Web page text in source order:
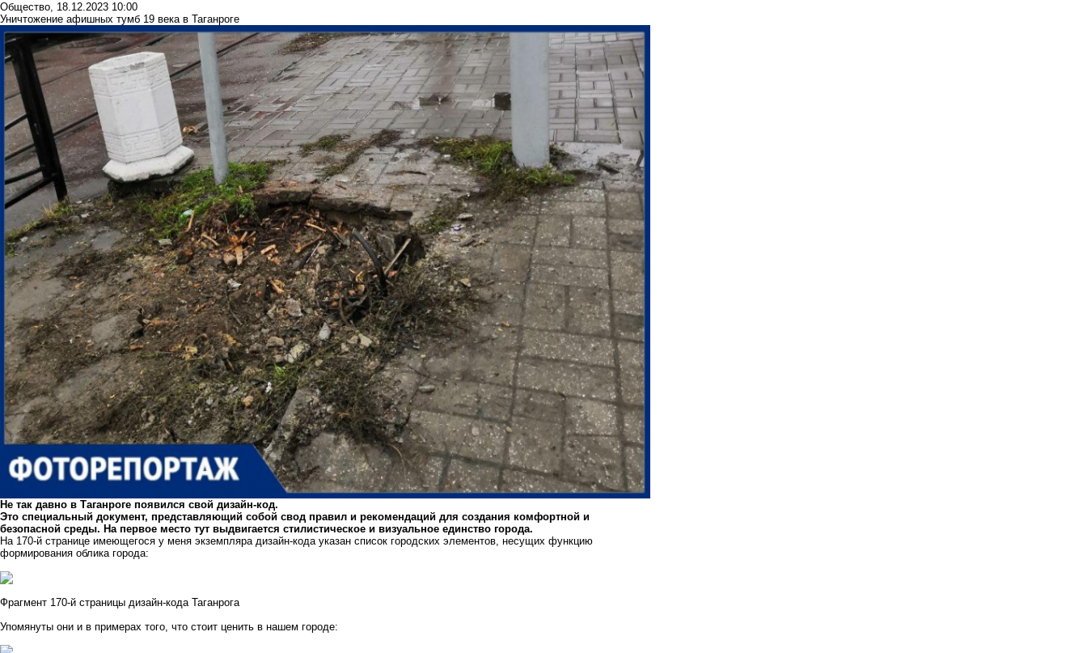
Общество, 18.12.2023 10:00
Уничтожение афишных тумб 19 века в Таганроге
Не так давно в Таганроге появился свой дизайн-код.
Это специальный документ, представляющий собой свод правил и рекомендаций для создания комфортной и
безопасной среды. На первое место тут выдвигается стилистическое и визуальное единство города.
На 170-й странице имеющегося у меня экземпляра дизайн-кода указан список городских элементов, несущих функцию
формирования облика города:
Фрагмент 170-й страницы дизайн-кода Таганрога
Упомянуты они и в примерах того, что стоит ценить в нашем городе: